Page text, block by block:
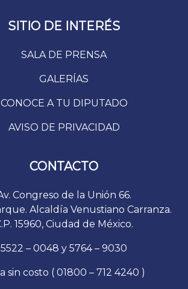
SITIO DE INTERÉS
SALA DE PRENSA
GALERÍAS
CONOCE A TU DIPUTADO
AVISO DE PRIVACIDAD
CONTACTO
Congreso de la Unión 66.
Alcaldía Venustiano Carranza.
15960, Ciudad de México.
5522 – 0048 y 5764 – 9030
sin costo ( 01800 – 712 4240 )